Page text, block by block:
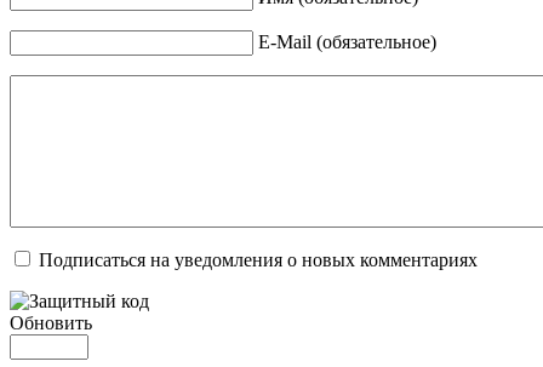
E-Mail (обязательное)
Подписаться на уведомления о новых комментариях
Обновить